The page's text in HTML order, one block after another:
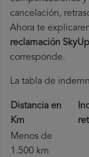
cancelación,
Ahora te
reclamación
corresponde.
La tabla de
Distancia en
Km
Menos de
1.500 km